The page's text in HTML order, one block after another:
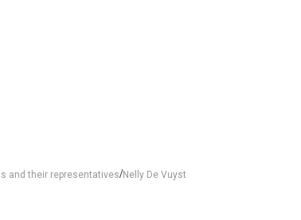
and their representatives/Nelly De Vuyst